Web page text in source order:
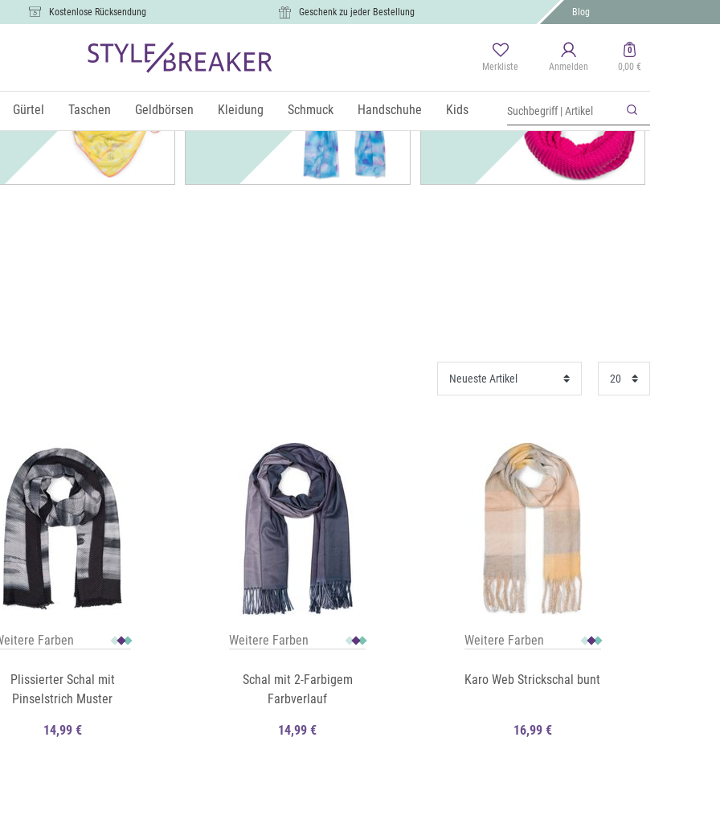
Kostenlose Rücksendung Geschenk zu jeder Bestellung Blog
Merkliste Anmelden
0
0,00 €
Gürtel Taschen Geldbörsen Kleidung Schmuck Handschuhe Kids
Schals Strick
Farben
Plissierter Schal mit
Pinselstrich Muster
14,99 €
Weitere Farben
Schal mit 2-Farbigem
Farbverlauf
14,99 €
Weitere Farben
Karo Web Strickschal bunt
16,99 €